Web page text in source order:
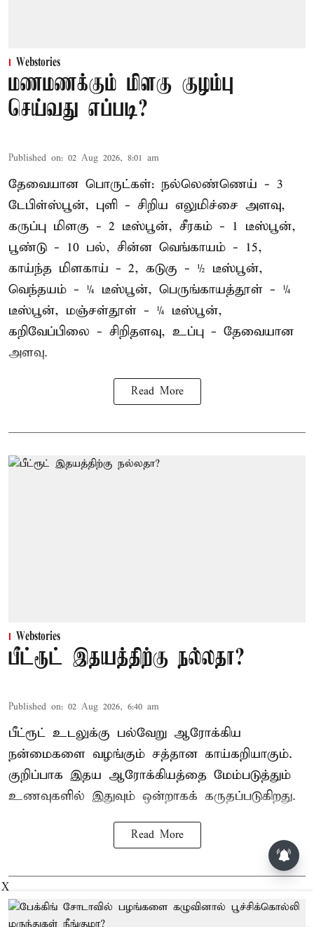
Webstories
மணமணக்கும் மிளகு குழம்பு
செய்வது எப்படி?
Published on: 02 Aug 2026, 8:01 am
தேவையான பொருட்கள்: நல்லெண்ணெய் - 3
டேபிள்ஸ்பூன், புளி - சிறிய எலுமிச்சை அளவு,
கருப்பு மிளகு - 2 டீஸ்பூன், சீரகம் - 1 டீஸ்பூன்,
பூண்டு - 10 பல், சின்ன வெங்காயம் - 15,
காய்ந்த மிளகாய் - 2, கடுகு - ½ டீஸ்பூன்,
வெந்தயம் - ¼ டீஸ்பூன், பெருங்காயத்தூள் - ¼
டீஸ்பூன், மஞ்சள்தூள் - ¼ டீஸ்பூன்,
கறிவேப்பிலை - சிறிதளவு, உப்பு - தேவையான
அளவு.
Read More
Webstories
பீட்ரூட் இதயத்திற்கு நல்லதா?
Published on: 02 Aug 2026, 6:40 am
பீட்ரூட் உடலுக்கு பல்வேறு ஆரோக்கிய
நன்மைகளை வழங்கும் சத்தான காய்கறியாகும்.
குறிப்பாக இதய ஆரோக்கியத்தை மேம்படுத்தும்
உணவுகளில் இதுவும் ஒன்றாகக் கருதப்படுகிறது.
Read More
X
சசிகலா, தினகரனை கட்சியில்
விஸ்வநாதன் மீண்டும் போர்க்கொடி